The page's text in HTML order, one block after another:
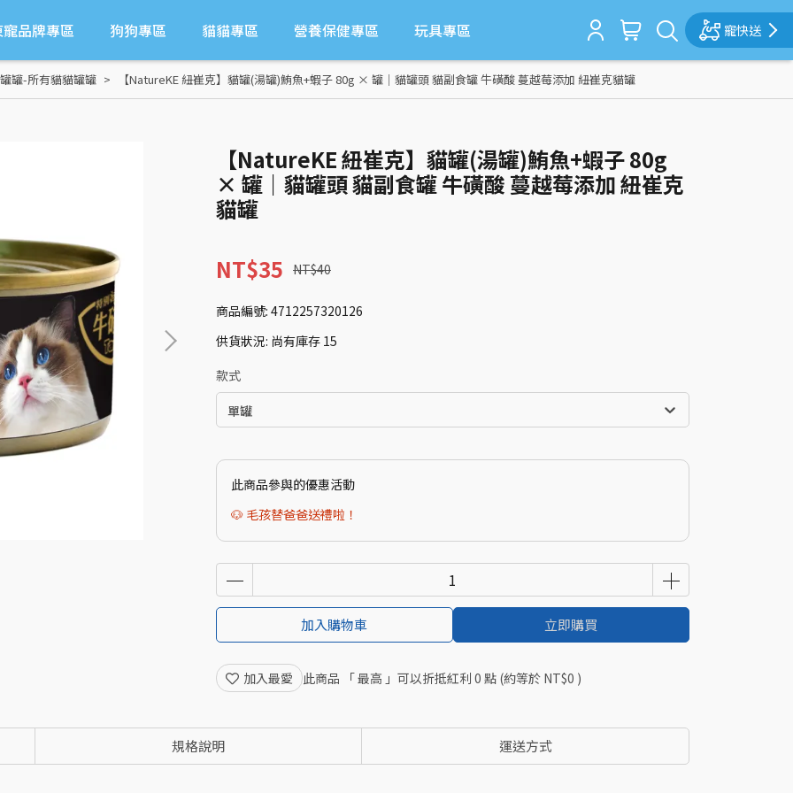
品牌專區 狗狗專區 貓貓專區 營養保健專區 玩具專區 寵快送
罐-所有貓貓罐罐 【NatureKE 紐崔克】貓罐(湯罐)鮪魚+蝦子 80g × 罐｜貓罐頭 貓副食罐 牛磺酸 蔓越莓添加 紐崔克貓罐
【NatureKE 紐崔克】貓罐(湯罐)鮪魚+蝦子 80g
× 罐｜貓罐頭 貓副食罐 牛磺酸 蔓越莓添加 紐崔克
貓罐
NT$35 NT$40
商品編號: 4712257320126
供貨狀況: 尚有庫存 15
款式
此商品參與的優惠活動
🐶 毛孩替爸爸送禮啦！
加入購物車 立即購買
加入最愛 此商品 「 最高 」可以折抵紅利 0 點 (約等於 NT$0 )
規格說明 運送方式